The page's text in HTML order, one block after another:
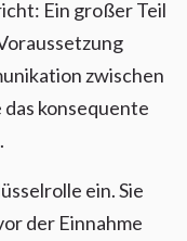
Ein großer Teil
zwischen
konsequente
ein. Sie
der Einnahme